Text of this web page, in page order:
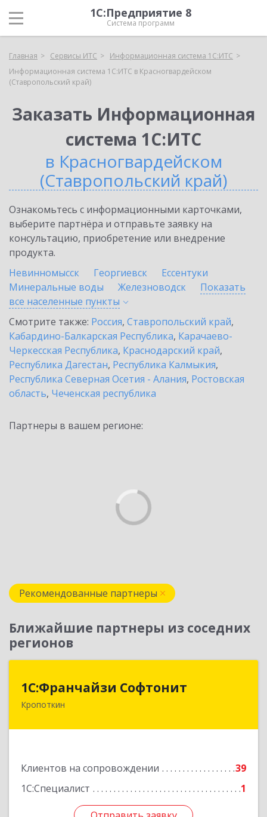
1С:Предприятие 8
Система программ
Главная Сервисы ИТС
Информационная система 1С:ИТС
Информационная система 1С:ИТС в Красногвардейском
(Ставропольский край)
Заказать Информационная
система 1С:ИТС
в Красногвардейском
(Ставропольский край)
Ознакомьтесь с информационными карточками,
выберите партнёра и отправьте заявку на
консультацию, приобретение или внедрение
продукта.
Невинномысск
Георгиевск
Ессентуки
Минеральные воды
Железноводск
Показать
все населенные пункты
Смотрите также: Россия, Ставропольский край,
Кабардино-Балкарская Республика, Карачаево-
Черкесская Республика, Краснодарский край,
Республика Дагестан, Республика Калмыкия,
Республика Северная Осетия - Алания, Ростовская
область, Чеченская республика
Партнеры в вашем регионе:
Рекомендованные партнеры
Ближайшие партнеры из соседних
регионов
1С:Франчайзи Софтонит
Кропоткин
Клиентов на сопровождении
39
1С:Специалист
1
1С:Франчайзи Софтонит
352380, Краснодарский край, Кавказский р-н,